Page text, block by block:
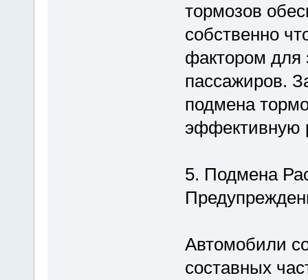
тормозов
собственно
фактором для
пассажиров.
подмена
эффективную
5. Подмена
Автомобили
составных